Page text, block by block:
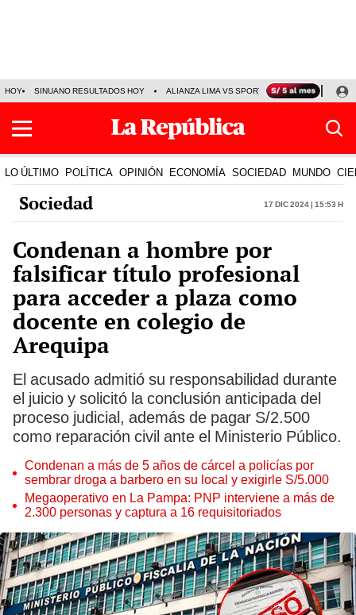
HOY SINUANO RESULTADOS HOY ALIANZA LIMA VS SPORT BOYS JORGE
LO ÚLTIMO POLÍTICA OPINIÓN ECONOMÍA SOCIEDAD MUNDO
Sociedad 17 Dic 2024 | 15:53 h
Condenan a hombre por
falsificar título profesional
para acceder a plaza como
docente en colegio de
Arequipa
El acusado admitió su responsabilidad durante
el juicio y solicitó la conclusión anticipada del
proceso judicial, además de pagar S/2.500
como reparación civil ante el Ministerio Público.
Condenan a más de 5 años de cárcel a policías por
sembrar droga a barbero en su local y exigirle S/5.000
Megaoperativo en La Pampa: PNP interviene a más de
2.300 personas y captura a 16 requisitoriados